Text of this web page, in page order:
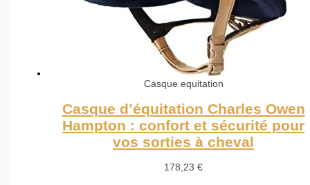
Casque equitation
Casque d’équitation Charles Owen
Hampton : confort et sécurité pour
vos sorties à cheval
178,23€